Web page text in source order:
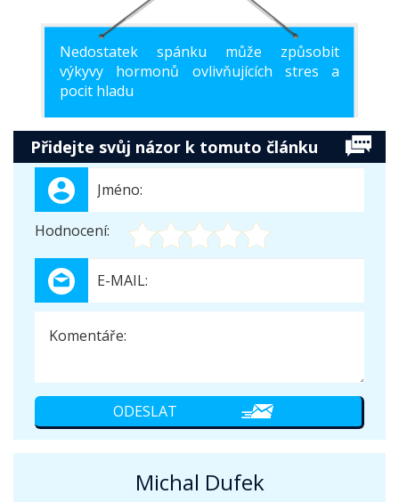
Nedostatek spánku může způsobit
výkyvy hormonů ovlivňujících stres a
pocit hladu
Přidejte svůj názor k tomuto článku
Hodnocení:
Michal Dufek